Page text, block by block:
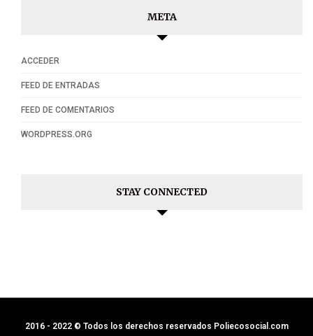
META
ACCEDER
FEED DE ENTRADAS
FEED DE COMENTARIOS
WORDPRESS.ORG
STAY CONNECTED
2016 - 2022 © Todos los derechos reservados Poliecosocial.com